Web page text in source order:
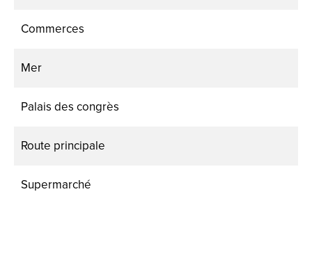
Commerces
Mer
Palais des congrès
Route principale
Supermarché